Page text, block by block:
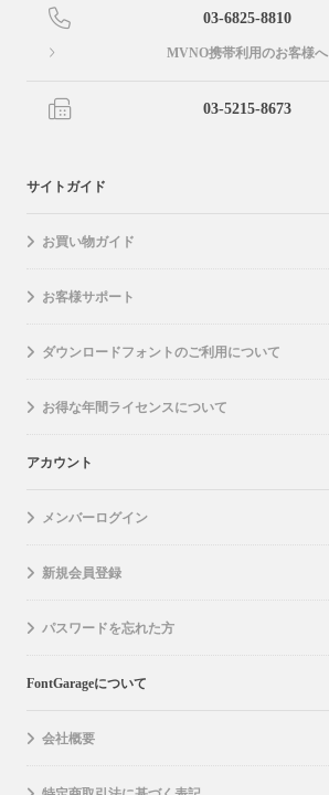
03-6825-8810
MVNO携帯利用のお客様へ
03-5215-8673
サイトガイド
お買い物ガイド
お客様サポート
ダウンロードフォントのご利用について
お得な年間ライセンスについて
アカウント
メンバーログイン
新規会員登録
パスワードを忘れた方
FontGarageについて
会社概要